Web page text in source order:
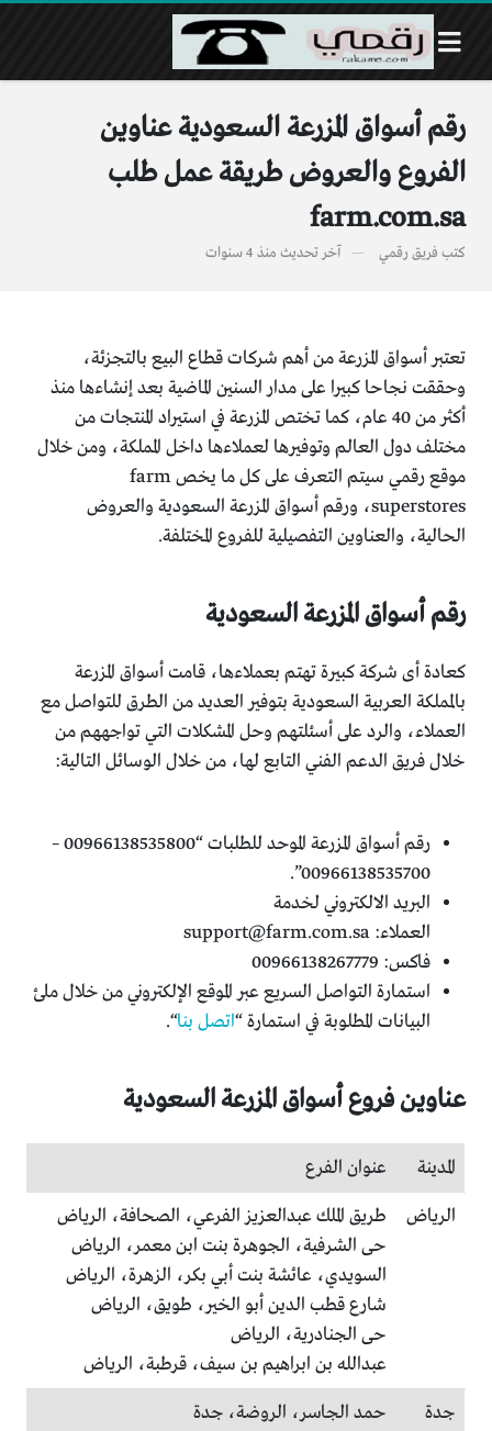
رقم أسواق المزرعة السعودية عناوين
الفروع والعروض طريقة عمل طلب
farm.com.sa
كتب فريق رقمي آخر تحديث منذ 4 سنوات
تعتبر أسواق المزرعة من أهم شركات قطاع البيع بالتجزئة،
وحققت نجاحا كبيرا على مدار السنين الماضية بعد إنشاءها منذ
أكثر من 40 عام، كما تختص المزرعة في استيراد المنتجات من
مختلف دول العالم وتوفيرها لعملاءها داخل المملكة، ومن خلال
موقع رقمي سيتم التعرف على كل ما يخص farm
superstores، ورقم أسواق المزرعة السعودية والعروض
الحالية، والعناوين التفصيلية للفروع المختلفة.
رقم أسواق المزرعة السعودية
كعادة أى شركة كبيرة تهتم بعملاءها، قامت أسواق المزرعة
بالمملكة العربية السعودية بتوفير العديد من الطرق للتواصل مع
العملاء، والرد على أسئلتهم وحل المشكلات التي تواجههم من
خلال فريق الدعم الفني التابع لها، من خلال الوسائل التالية:
رقم أسواق المزرعة الموحد للطلبات “00966138535800 –
00966138535700”.
البريد الالكتروني لخدمة
العملاء: support@farm.com.sa
فاكس: 00966138267779
استمارة التواصل السريع عبر الموقع الإلكتروني من خلال ملئ
البيانات المطلوبة في استمارة “اتصل بنا“.
عناوين فروع أسواق المزرعة السعودية
المدينة عنوان الفرع
الرياض
طريق الملك عبدالعزيز الفرعي، الصحافة، الرياض
حى الشرفية، الجوهرة بنت ابن معمر، الرياض
السويدي، عائشة بنت أبي بكر، الزهرة، الرياض
شارع قطب الدين أبو الخير، طويق، الرياض
حى الجنادرية، الرياض
عبدالله بن ابراهيم بن سيف، قرطبة، الرياض
جدة
حمد الجاسر، الروضة، جدة